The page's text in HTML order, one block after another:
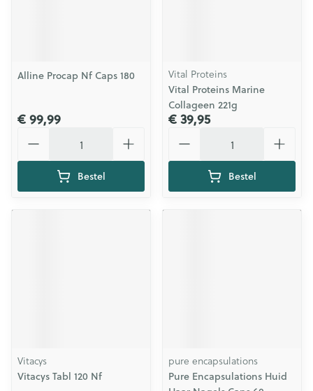
Alline Procap Nf Caps 180
€ 99,99
Bestel
Vital Proteins
Vital Proteins Marine
Collageen 221g
€ 39,95
Bestel
Vitacys
Vitacys Tabl 120 Nf
pure encapsulations
Pure Encapsulations Huid